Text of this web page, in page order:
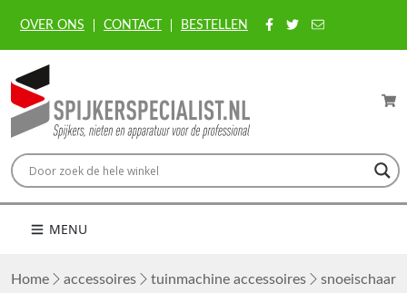
OVER ONS CONTACT BESTELLEN
MENU
Home accessoires tuinmachine accessoires
snoeischaar